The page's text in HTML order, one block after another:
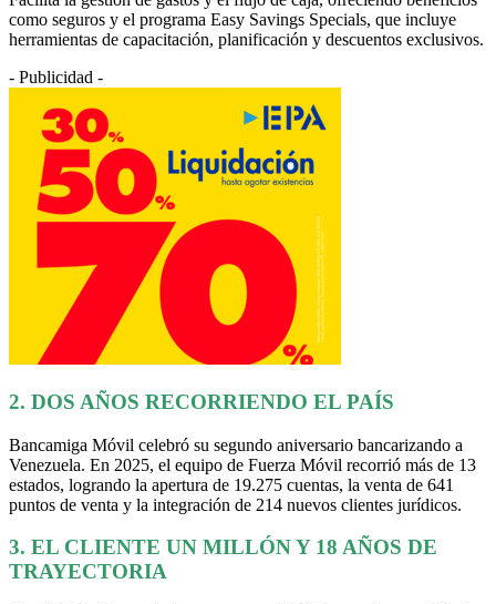
como seguros y el programa Easy Savings Specials, que incluye
herramientas de capacitación, planificación y descuentos exclusivos.
- Publicidad -
2. DOS AÑOS RECORRIENDO EL PAÍS
Bancamiga Móvil celebró su segundo aniversario bancarizando a
Venezuela. En 2025, el equipo de Fuerza Móvil recorrió más de 13
estados, logrando la apertura de 19.275 cuentas, la venta de 641
puntos de venta y la integración de 214 nuevos clientes jurídicos.
3. EL CLIENTE UN MILLÓN Y 18 AÑOS DE
TRAYECTORIA